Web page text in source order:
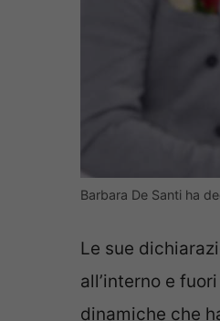
Barbara De Santi ha
Le sue
all’interno e
dinamiche che